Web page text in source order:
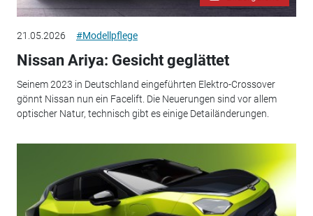
21.05.2026 #Modellpflege
Nissan Ariya: Gesicht geglättet
Seinem 2023 in Deutschland eingeführten Elektro-Crossover
gönnt Nissan nun ein Facelift. Die Neuerungen sind vor allem
optischer Natur, technisch gibt es einige Detailänderungen.